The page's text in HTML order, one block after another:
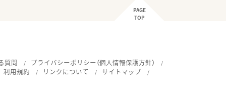
PAGE
TOP
質問
プライバシーポリシー（個人情報保護方針）
利用規約 リンクについて
サイトマップ